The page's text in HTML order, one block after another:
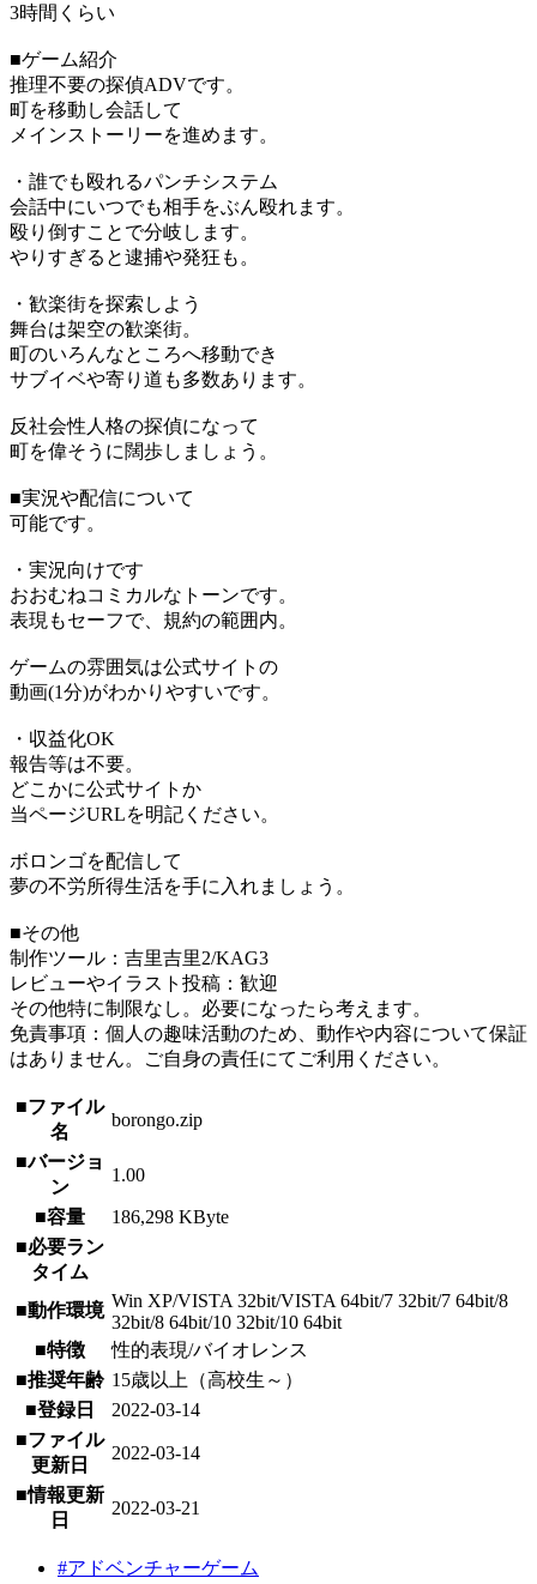
3時間くらい
■ゲーム紹介
推理不要の探偵ADVです。
町を移動し会話して
メインストーリーを進めます。
・誰でも殴れるパンチシステム
会話中にいつでも相手をぶん殴れます。
殴り倒すことで分岐します。
やりすぎると逮捕や発狂も。
・歓楽街を探索しよう
舞台は架空の歓楽街。
町のいろんなところへ移動でき
サブイベや寄り道も多数あります。
反社会性人格の探偵になって
町を偉そうに闊歩しましょう。
■実況や配信について
可能です。
・実況向けです
おおむねコミカルなトーンです。
表現もセーフで、規約の範囲内。
ゲームの雰囲気は公式サイトの
動画(1分)がわかりやすいです。
・収益化OK
報告等は不要。
どこかに公式サイトか
当ページURLを明記ください。
ボロンゴを配信して
夢の不労所得生活を手に入れましょう。
■その他
制作ツール：吉里吉里2/KAG3
レビューやイラスト投稿：歓迎
その他特に制限なし。必要になったら考えます。
免責事項：個人の趣味活動のため、動作や内容について保証
はありません。ご自身の責任にてご利用ください。
■ファイル
名
borongo.zip
■バージョ
ン
1.00
■容量
186,298 KByte
■必要ラン
タイム
■動作環境 Win XP/VISTA 32bit/VISTA 64bit/7 32bit/7 64bit/8
32bit/8 64bit/10 32bit/10 64bit
■特徴
性的表現/バイオレンス
■推奨年齢 15歳以上（高校生～）
■登録日
2022-03-14
■ファイル
更新日
2022-03-14
■情報更新
日
2022-03-21
#アドベンチャーゲーム